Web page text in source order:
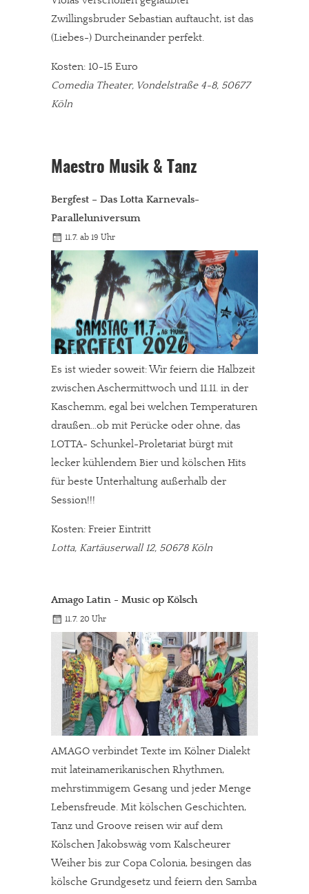
Solltest Du unsere unabhängige Berichterstattung schätzen,
JETZT SPENDEN
Zwillingsbruder Sebastian auftaucht, ist das
(Liebes-) Durcheinander perfekt.
Kosten: 10-15 Euro
Comedia Theater, Vondelstraße 4-8, 50677
Köln
Maestro Musik & Tanz
Bergfest – Das Lotta Karnevals-
Paralleluniversum
11.7. ab 19 Uhr
Es ist wieder soweit: Wir feiern die Halbzeit
zwischen Aschermittwoch und 11.11. in der
Kaschemm, egal bei welchen Temperaturen
draußen…ob mit Perücke oder ohne, das
LOTTA- Schunkel-Proletariat bürgt mit
lecker kühlendem Bier und kölschen Hits
für beste Unterhaltung außerhalb der
Session!!!
Kosten: Freier Eintritt
Lotta, Kartäuserwall 12, 50678 Köln
Amago Latin - Music op Kölsch
11.7. 20 Uhr
AMAGO verbindet Texte im Kölner Dialekt
mit lateinamerikanischen Rhythmen,
mehrstimmigem Gesang und jeder Menge
Lebensfreude. Mit kölschen Geschichten,
Tanz und Groove reisen wir auf dem
Kölschen Jakobswäg vom Kalscheurer
Weiher bis zur Copa Colonia, besingen das
kölsche Grundgesetz und feiern den Samba